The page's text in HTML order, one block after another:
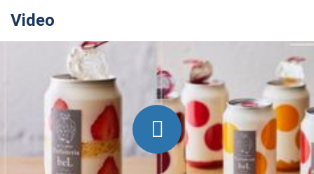
Video